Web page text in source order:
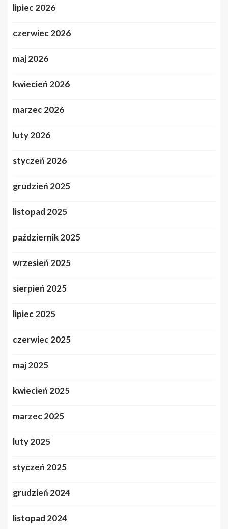
lipiec 2026
czerwiec 2026
maj 2026
kwiecień 2026
marzec 2026
luty 2026
styczeń 2026
grudzień 2025
listopad 2025
październik 2025
wrzesień 2025
sierpień 2025
lipiec 2025
czerwiec 2025
maj 2025
kwiecień 2025
marzec 2025
luty 2025
styczeń 2025
grudzień 2024
listopad 2024